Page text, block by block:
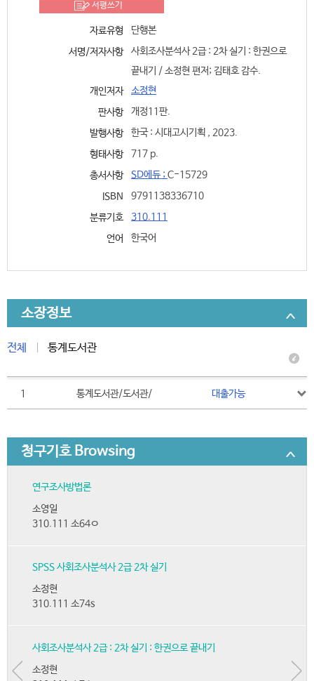
서평쓰기
자료유형
단행본
서명/저자사항
사회조사분석사 2급 : 2차 실기 : 한권으로
끝내기 / 소정현 편저; 김태호 감수.
개인저자
소정현
판사항
개정11판.
발행사항
한국 : 시대고시기획 , 2023.
형태사항
717 p.
총서사항
SD에듀 ; C-15729
ISBN
9791138336710
분류기호
310.111
언어
한국어
소장정보
전체 통계도서관
1 통계도서관/도서관/ 대출가능
청구기호 Browsing
연구조사방법론
소영일
310.111 소64ㅇ
SPSS 사회조사분석사 2급 2차 실기
소정현
310.111 소74s
사회조사분석사 2급 : 2차 실기 : 한권으로 끝내기
소정현